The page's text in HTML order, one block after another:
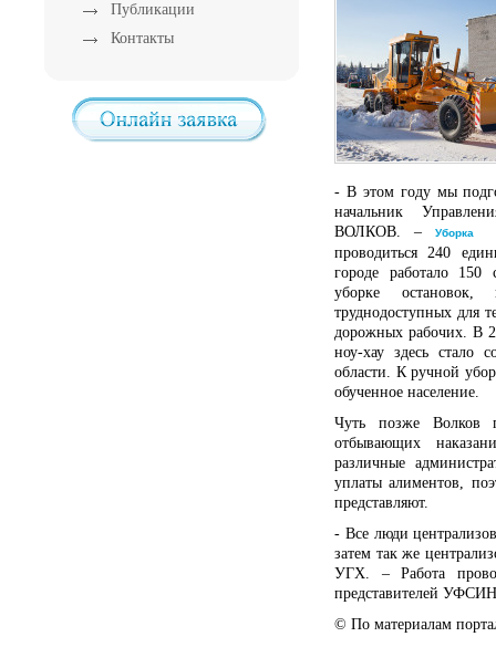
Публикации
Контакты
- В этом году мы
начальник
ВОЛКОВ. –
Уборка
проводиться 240
городе работало
уборке
труднодоступных для
дорожных рабочих. В
ноу-хау здесь стало
области. К ручной
обученное население.
Чуть позже Волков
отбывающих
различные
уплаты алиментов,
представляют.
- Все люди
затем так же
УГХ. – Работа
представителей
© По материалам